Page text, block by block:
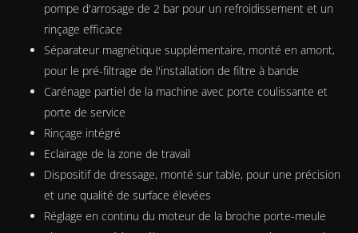
pompe d'arrosage de 2 bar pour un refroidissement et un
rinçage efficace
Séparateur magnétique supplémentaire, monté en amont,
pour le pré-filtrage de l'installation de filtre à bande
Carénage partiel de la machine avec porte coulissante et
porte de service
Rinçage intégré
Eclairage de la zone de travail
Dispositif de dressage, monté sur table, pour une précision
et une qualité de surface élevées
Réglage en continu du moteur de la broche porte-meule